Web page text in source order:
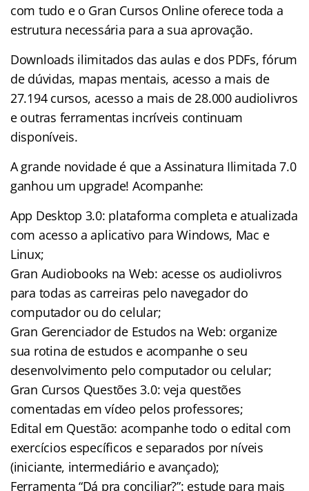
com tudo e o Gran Cursos Online oferece toda a
estrutura necessária para a sua aprovação.
Downloads ilimitados das aulas e dos PDFs, fórum
de dúvidas, mapas mentais, acesso a mais de
27.194 cursos, acesso a mais de 28.000 audiolivros
e outras ferramentas incríveis continuam
disponíveis.
A grande novidade é que a Assinatura Ilimitada 7.0
ganhou um upgrade! Acompanhe:
App Desktop 3.0: plataforma completa e atualizada
com acesso a aplicativo para Windows, Mac e
Linux;
Gran Audiobooks na Web: acesse os audiolivros
para todas as carreiras pelo navegador do
computador ou do celular;
Gran Gerenciador de Estudos na Web: organize
sua rotina de estudos e acompanhe o seu
desenvolvimento pelo computador ou celular;
Gran Cursos Questões 3.0: veja questões
comentadas em vídeo pelos professores;
Edital em Questão: acompanhe todo o edital com
exercícios específicos e separados por níveis
(iniciante, intermediário e avançado);
Ferramenta “Dá pra conciliar?”: estude para mais